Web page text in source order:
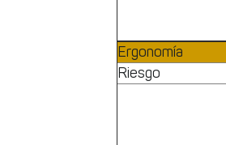
Ergonomía
Riesgo